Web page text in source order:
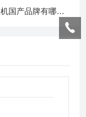
国产超声波纳米材料分散设备/分散机国产品牌有哪些？优质供应商盘点